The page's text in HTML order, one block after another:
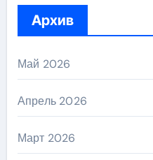
Архив
Май 2026
Апрель 2026
Март 2026